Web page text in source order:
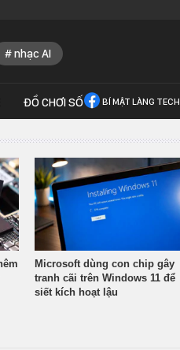
nhạc AI
ĐỒ CHƠI SỐ BÍ MẬT LÀNG TECH
Microsoft dùng con chip gây
tranh cãi trên Windows 11 để
siết kích hoạt lậu